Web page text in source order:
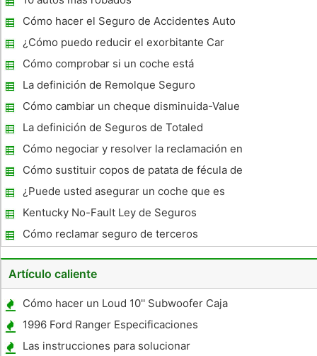
seguros de auto. Ponerse en contacto con la compañía de
seguros y
Cómo hacer el Seguro de Accidentes Auto
Claims fácil
¿Cómo puedo reducir el exorbitante Car
Insurance valorar?
Cómo comprobar si un coche está
asegurado
La definición de Remolque Seguro
Cómo cambiar un cheque disminuida-Value
La definición de Seguros de Totaled
Cómo negociar y resolver la reclamación en
un coche Pérdida Total
Cómo sustituir copos de patata de fécula de
patata en Pasta de pan
¿Puede usted asegurar un coche que es
financiado en el nombre de un cónyuge ?
Kentucky No-Fault Ley de Seguros
Cómo reclamar seguro de terceros
Artículo caliente
Cómo hacer un Loud 10'' Subwoofer Caja
1996 Ford Ranger Especificaciones
Las instrucciones para solucionar